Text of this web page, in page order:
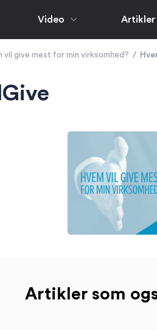
Video Artikler
vil give mest for min virksomhed? /
Artikler som